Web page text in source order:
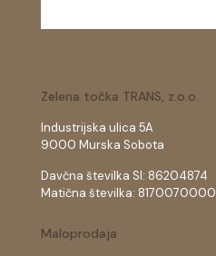
Zelena točka TRANS, z.o.o.
Industrijska ulica 5A
9000 Murska Sobota
Davčna številka SI: 86204874
Matična številka: 8170070000
Maloprodaja